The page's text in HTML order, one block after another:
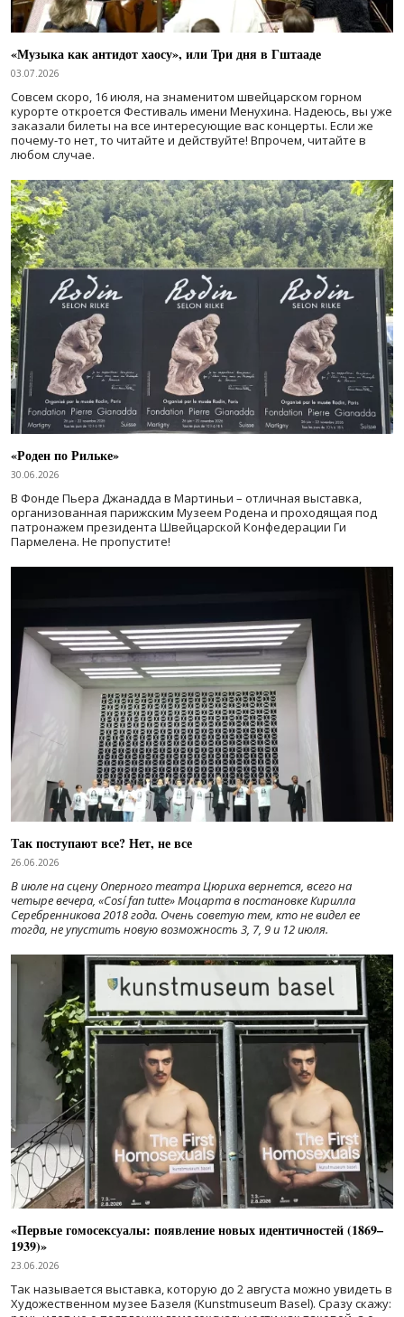
«Музыка как антидот хаосу», или Три дня в Гштааде
03.07.2026
Совсем скоро, 16 июля, на знаменитом швейцарском горном
курорте откроется Фестиваль имени Менухина. Надеюсь, вы уже
заказали билеты на все интересующие вас концерты. Если же
почему-то нет, то читайте и действуйте! Впрочем, читайте в
любом случае.
«Роден по Рильке»
30.06.2026
В Фонде Пьера Джанадда в Мартиньи – отличная выставка,
организованная парижским Музеем Родена и проходящая под
патронажем президента Швейцарской Конфедерации Ги
Пармелена. Не пропустите!
Так поступают все? Нет, не все
26.06.2026
В июле на сцену Оперного театра Цюриха вернется, всего на
четыре вечера, «Cosí fan tutte» Моцарта в постановке Кирилла
Серебренникова 2018 года. Очень советую тем, кто не видел ее
тогда, не упустить новую возможность 3, 7, 9 и 12 июля.
«Первые гомосексуалы: появление новых идентичностей (1869–
1939)»
23.06.2026
Так называется выставка, которую до 2 августа можно увидеть в
Художественном музее Базеля (Kunstmuseum Basel). Сразу скажу: